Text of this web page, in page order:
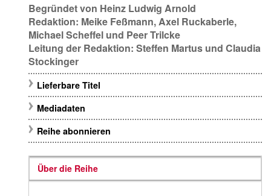
Begründet von Heinz Ludwig Arnold
Redaktion: Meike Feßmann,Axel Ruckaberle,
Michael Scheffel und Peer Trilcke
Leitung der Redaktion: Steffen Martus und Claudia
Stockinger
Lieferbare Titel
Mediadaten
Reihe abonnieren
Über die Reihe